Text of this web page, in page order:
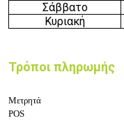
Σάββατο
Κυριακή
Τρόποι πληρωμής
Μετρητά
POS